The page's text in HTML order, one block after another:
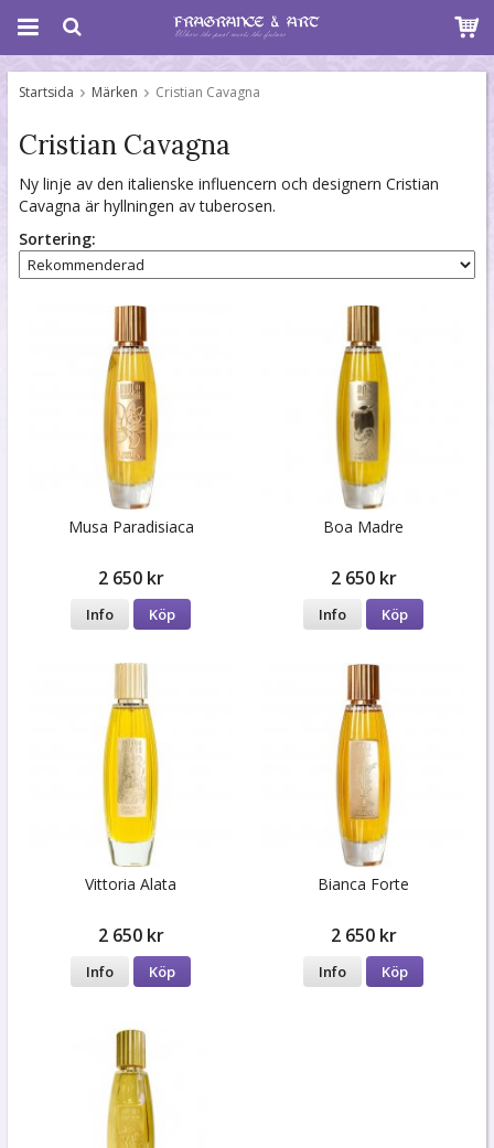
Startsida Märken Cristian Cavagna
Cristian Cavagna
Ny linje av den italienske influencern och designern Cristian
Cavagna är hyllningen av tuberosen.
Sortering:
Musa Paradisiaca
2 650 kr
Info Köp
Boa Madre
2 650 kr
Info Köp
Vittoria Alata
2 650 kr
Info Köp
Bianca Forte
2 650 kr
Info Köp